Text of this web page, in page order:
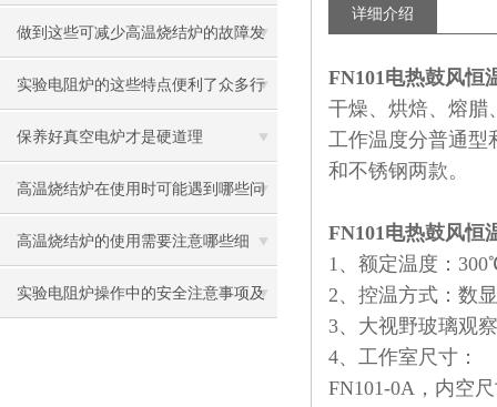
构
做到这些可减少高温烧结炉的故障发
生！
实验电阻炉的这些特点便利了众多行
业
保养好真空电炉才是硬道理
高温烧结炉在使用时可能遇到哪些问
题？如何解决？
高温烧结炉的使用需要注意哪些细
节？
实验电阻炉操作中的安全注意事项及
详细介绍
FN101电热鼓风恒
干燥、烘焙、熔腊
工作温度分普通型
和不锈钢两款。
FN101电热鼓风恒
1、额定温度：
2、控温方式：数
3、大视野玻璃观
4、工作室尺寸：
FN101-0A，内空